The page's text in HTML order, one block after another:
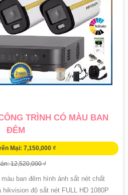
TRÌNH CÓ MÀU BAN
ĐÊM
Mại: 7,150,000 ₫
12,520,000 ₫
màu ban đêm hình ảnh sắt nét chất
độ sắt nét FULL HD 1080P